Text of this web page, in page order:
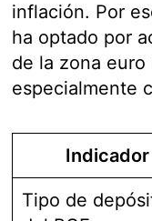
inflación. Por
ha optado por
de la zona
especialmente
Indicador
Tipo de